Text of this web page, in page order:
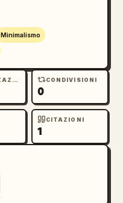
Minimalismo
VISUALIZZAZIONI CONDIVISIONI
0
CITAZIONI
1